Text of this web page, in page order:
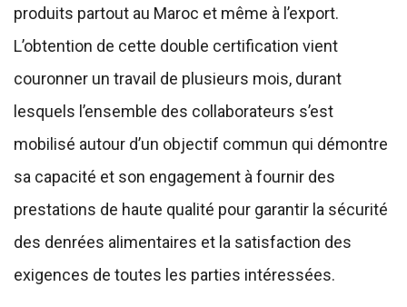
produits partout au Maroc et même à l’export.
L’obtention de cette double certification vient
couronner un travail de plusieurs mois, durant
lesquels l’ensemble des collaborateurs s’est
mobilisé autour d’un objectif commun qui démontre
sa capacité et son engagement à fournir des
prestations de haute qualité pour garantir la sécurité
des denrées alimentaires et la satisfaction des
exigences de toutes les parties intéressées.